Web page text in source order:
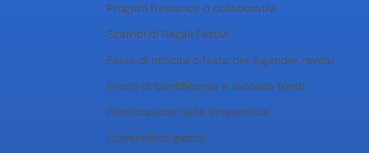
Progetti freelance o collaborativi
Scambi di Regali Festivi
Feste di nascita o feste per il gender reveal
Eventi di beneficenza e raccolta fondi
Pianificazione della Rimpatriata
Comunità di giochi